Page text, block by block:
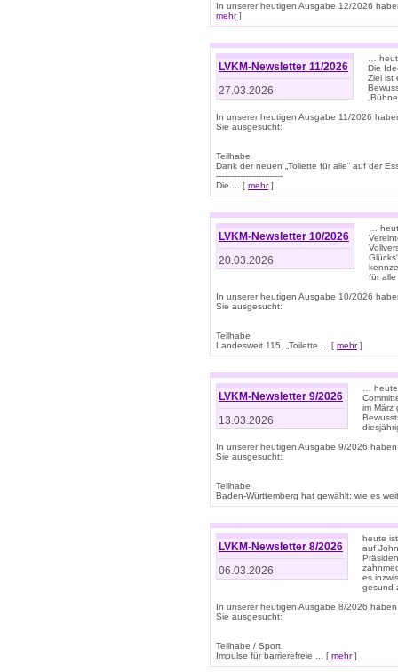
In unserer heutigen Ausgabe 12/2026
mehr]
LVKM-Newsletter 11/2026
27.03.2026
…
Die
Ziel ist
In unserer heutigen Ausgabe 11/2026
Sie ausgesucht:
Teilhabe
Dank der neuen „Toilette für alle“ auf der
-------------------------
Die ... [ mehr]
LVKM-Newsletter 10/2026
20.03.2026
…
für
In unserer heutigen Ausgabe 10/2026
Sie ausgesucht:
Teilhabe
Landesweit 115. „Toilette ... [ mehr]
LVKM-Newsletter 9/2026
13.03.2026
…
im März
In unserer heutigen Ausgabe 9/2026
Sie ausgesucht:
Teilhabe
Baden-Württemberg hat gewählt: wie es
LVKM-Newsletter 8/2026
06.03.2026
heute
auf
es
gesund
In unserer heutigen Ausgabe 8/2026
Sie ausgesucht:
Teilhabe / Sport
Impulse für barrierefreie ... [ mehr]